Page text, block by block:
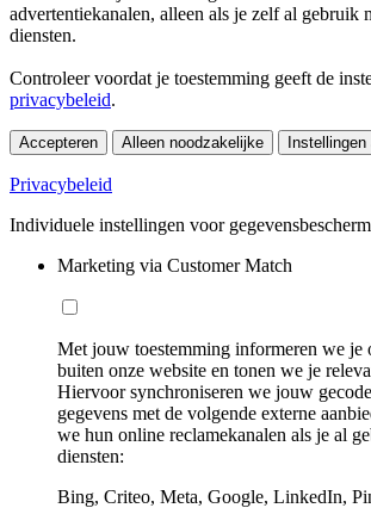
advertentiekanalen, alleen als je zelf al gebruik
diensten.
Controleer voordat je toestemming geeft de
privacybeleid.
Accepteren Alleen noodzakelijke
Privacybeleid
Individuele instellingen voor
Marketing via Customer Match
Met jouw toestemming informeren we je
buiten onze website en tonen we je
Hiervoor synchroniseren we jouw
gegevens met de volgende externe
we hun online reclamekanalen als je al
diensten:
Bing, Criteo, Meta, Google, LinkedIn,